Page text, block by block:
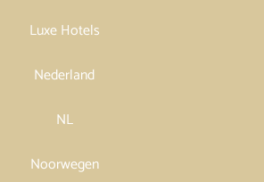
Luxe Hotels
Nederland
NL
Noorwegen